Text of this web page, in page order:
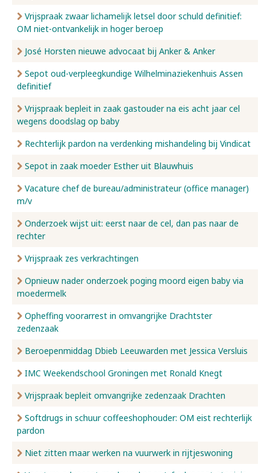
Vrijspraak zwaar lichamelijk letsel door schuld definitief:
OM niet-ontvankelijk in hoger beroep
José Horsten nieuwe advocaat bij Anker & Anker
Sepot oud-verpleegkundige Wilhelminaziekenhuis Assen
definitief
Vrijspraak bepleit in zaak gastouder na eis acht jaar cel
wegens doodslag op baby
Rechterlijk pardon na verdenking mishandeling bij Vindicat
Sepot in zaak moeder Esther uit Blauwhuis
Vacature chef de bureau/administrateur (office manager)
m/v
Onderzoek wijst uit: eerst naar de cel, dan pas naar de
rechter
Vrijspraak zes verkrachtingen
Opnieuw nader onderzoek poging moord eigen baby via
moedermelk
Opheffing voorarrest in omvangrijke Drachtster
zedenzaak
Beroepenmiddag Dbieb Leeuwarden met Jessica Versluis
IMC Weekendschool Groningen met Ronald Knegt
Vrijspraak bepleit omvangrijke zedenzaak Drachten
Softdrugs in schuur coffeeshophouder: OM eist rechterlijk
pardon
Niet zitten maar werken na vuurwerk in rijtjeswoning